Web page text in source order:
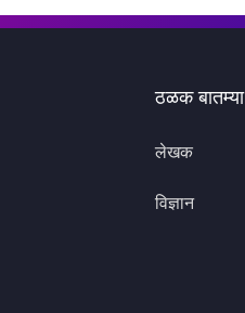
ठळक बातम्या
लेखक
विज्ञान